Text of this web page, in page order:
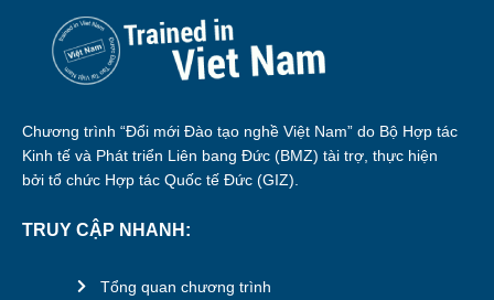
Chương trình “Đổi mới Đào tạo nghề Việt Nam” do Bộ Hợp tác
Kinh tế và Phát triển Liên bang Đức (BMZ) tài trợ, thực hiện
bởi tổ chức Hợp tác Quốc tế Đức (GIZ).
TRUY CẬP NHANH:
Tổng quan chương trình